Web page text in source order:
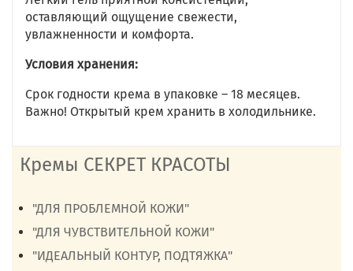
оставляющий ощущение свежести,
увлажненности и комфорта.
Условия хранения:
Срок годности крема в упаковке – 18 месяцев.
Важно! Открытый крем хранить в холодильнике.
Кремы СЕКРЕТ КРАСОТЫ
"ДЛЯ ПРОБЛЕМНОЙ КОЖИ"
"ДЛЯ ЧУВСТВИТЕЛЬНОЙ КОЖИ"
"ИДЕАЛЬНЫЙ КОНТУР, ПОДТЯЖКА"